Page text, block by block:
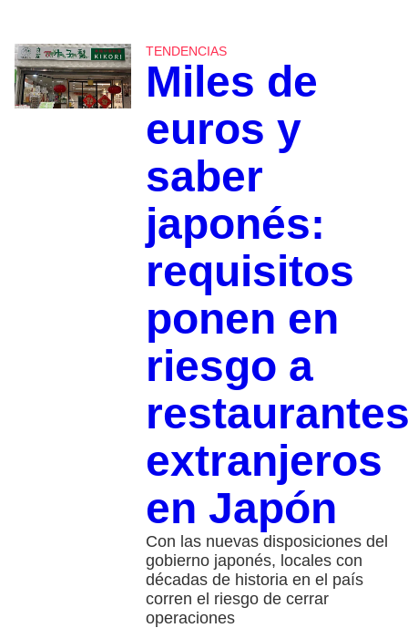
TENDENCIAS
Miles de
euros y
saber
japonés:
requisitos
ponen en
riesgo a
extranjeros
en Japón
Con las nuevas disposiciones del
gobierno japonés, locales con
décadas de historia en el país
corren el riesgo de cerrar
operaciones